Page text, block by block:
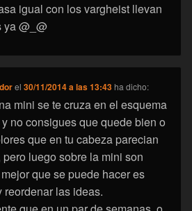
igual con los vargheist llevan
ya @_@
el30/11/2014 a las 13:43 ha dicho:
mini se te cruza en el esquema
no consigues que quede bien o
que en tu cabeza parecian
luego sobre la mini son
que se puede hacer es
reordenar las ideas.